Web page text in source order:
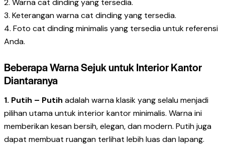
3. Keterangan warna cat dinding yang tersedia.
4. Foto cat dinding minimalis yang tersedia untuk referensi
Anda.
Beberapa Warna Sejuk untuk Interior Kantor
Diantaranya
1. Putih – Putih adalah warna klasik yang selalu menjadi
pilihan utama untuk interior kantor minimalis. Warna ini
memberikan kesan bersih, elegan, dan modern. Putih juga
dapat membuat ruangan terlihat lebih luas dan lapang.